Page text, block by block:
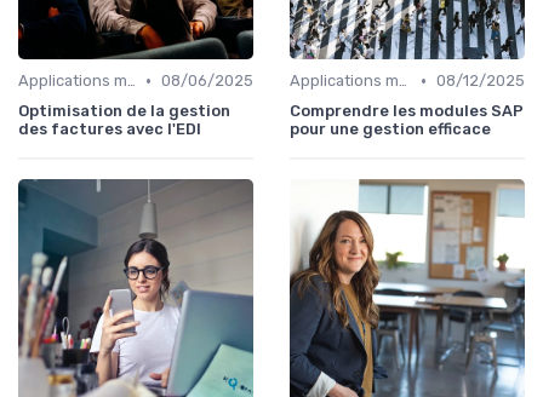
Applications métiers • 08/06/2025
Optimisation de la gestion
des factures avec l'EDI
Applications métiers • 08/12/2025
Comprendre les modules SAP
pour une gestion efficace